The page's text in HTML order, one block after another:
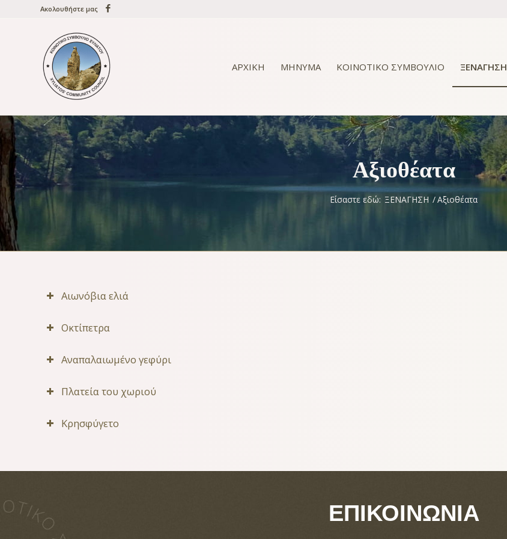
Ακολουθήστε μας
ΑΡΧΙΚΗ ΜΗΝΥΜΑ ΚΟΙΝΟΤΙΚΟ ΣΥΜΒΟΥΛΙΟ ΞΕΝΑΓΗΣΗ
Αξιοθέατα
Είσαστε εδώ: ΞΕΝΑΓΗΣΗ /Αξιοθέατα
Αιωνόβια ελιά
Οκτίπετρα
Αναπαλαιωμένο γεφύρι
Πλατεία του χωριού
Κρησφύγετο
ΕΠΙΚΟΙΝΩΝΙΑ